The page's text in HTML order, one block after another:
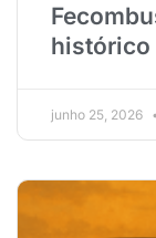
histórico
junho 25, 2026